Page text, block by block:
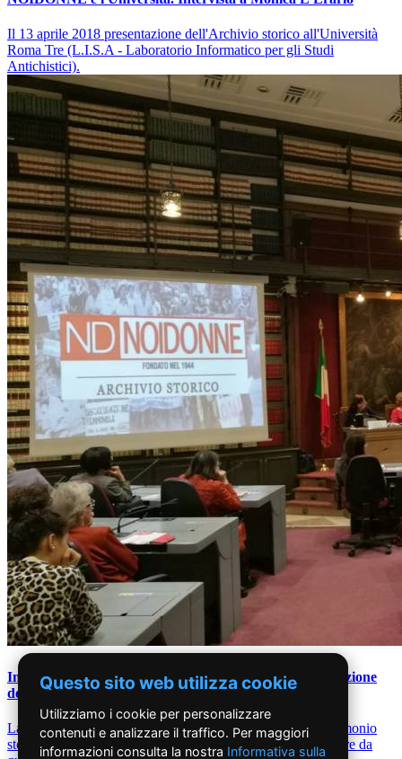
Il 13 aprile 2018 presentazione dell'Archivio storico all'Università
Roma Tre (L.I.S.A - Laboratorio Informatico per gli Studi
Antichistici).
Intervista a Gabriella Nisticò in occasione della presentazione
dell'Archivio storico on line
La memoria delle donne nel web e l'accessibilità di un patrimonio
storico preziosissimo come le edizioni di Noi Donne, a partire da
Questo sito web utilizza cookie
Utilizziamo i cookie per personalizzare
contenuti e analizzare il traffico. Per maggiori
informazioni consulta la nostra Informativa sulla